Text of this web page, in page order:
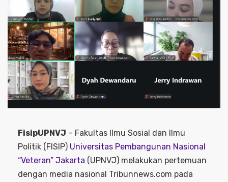
FisipUPNVJ – Fakultas Ilmu Sosial dan Ilmu
Politik (FISIP) Universitas Pembangunan Nasional
“Veteran” Jakarta (UPNVJ) melakukan pertemuan
dengan media nasional Tribunnews.com pada